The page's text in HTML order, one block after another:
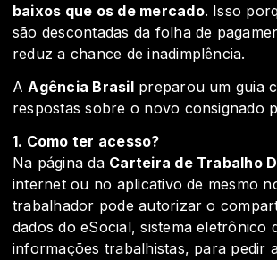
baixos que os de mercado. Isso
são descontadas da folha de
reduz a chance de inadimplência.
AAgência Brasilpreparou um guia
respostas sobre o novo consignado
1. Como ter acesso?
Na página da Carteira de Trabalho
internet ou no aplicativo de mesmo
trabalhador pode autorizar o
dados do eSocial, sistema eletrônico
informações trabalhistas, para pedir